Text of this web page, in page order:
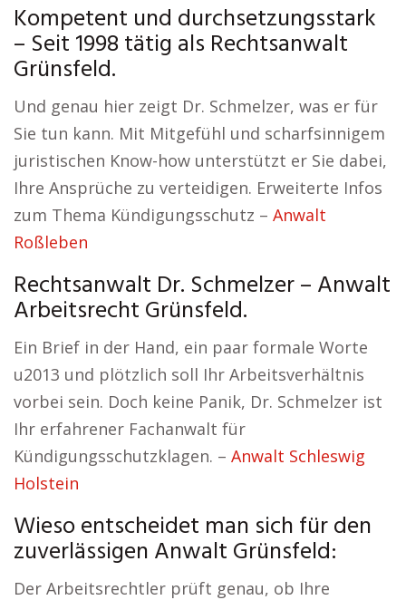
Kompetent und durchsetzungsstark
– Seit 1998 tätig als Rechtsanwalt
Grünsfeld.
Und genau hier zeigt Dr. Schmelzer, was er für
Sie tun kann. Mit Mitgefühl und scharfsinnigem
juristischen Know-how unterstützt er Sie dabei,
Ihre Ansprüche zu verteidigen. Erweiterte Infos
zum Thema Kündigungsschutz – Anwalt
Roßleben
Rechtsanwalt Dr. Schmelzer – Anwalt
Arbeitsrecht Grünsfeld.
Ein Brief in der Hand, ein paar formale Worte
u2013 und plötzlich soll Ihr Arbeitsverhältnis
vorbei sein. Doch keine Panik, Dr. Schmelzer ist
Ihr erfahrener Fachanwalt für
Kündigungsschutzklagen. – Anwalt Schleswig
Holstein
Wieso entscheidet man sich für den
zuverlässigen Anwalt Grünsfeld:
Der Arbeitsrechtler prüft genau, ob Ihre